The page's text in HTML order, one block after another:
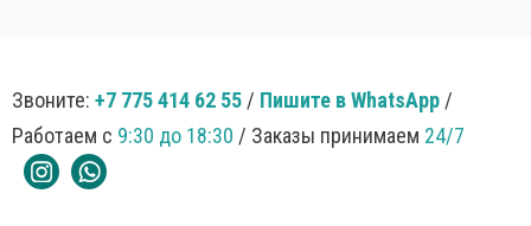
Звоните: +7 775 414 62 55 / Пишите в WhatsApp /
Работаем с 9:30 до 18:30 / Заказы принимаем 24/7